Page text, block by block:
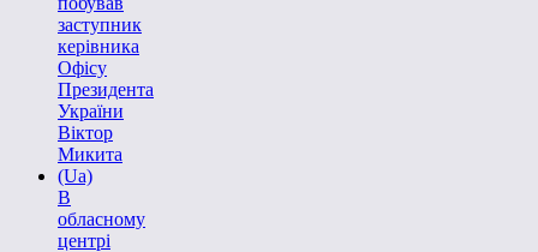
заступник
керівника
Офісу
Президента
України
Віктор
Микита
(Ua)
В
обласному
центрі